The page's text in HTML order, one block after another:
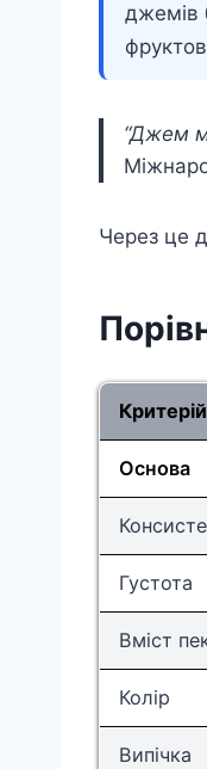
джемів
“Джем
Через це
Критерій
Основа
Густота
Вміст
Колір
Випічка